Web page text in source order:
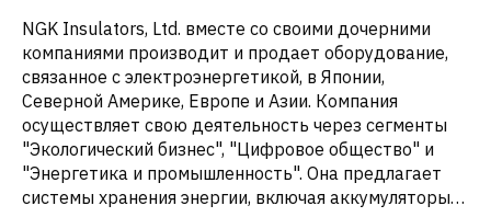
NGK Insulators, Ltd. вместе со своими дочерними
компаниями производит и продает оборудование,
связанное с электроэнергетикой, в Японии,
Северной Америке, Европе и Азии. Компания
осуществляет свою деятельность через сегменты
"Экологический бизнес", "Цифровое общество" и
"Энергетика и промышленность". Она предлагает
системы хранения энергии, включая аккумуляторы